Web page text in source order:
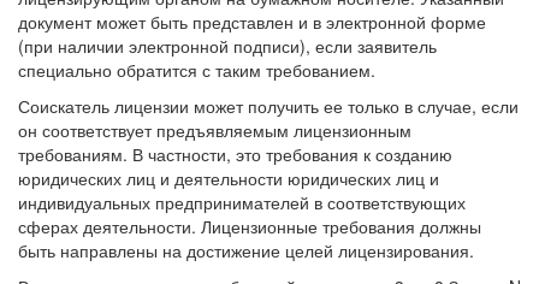
документ может быть представлен и в электронной форме
(при наличии электронной подписи), если заявитель
специально обратится с таким требованием.
Соискатель лицензии может получить ее только в случае, если
он соответствует предъявляемым лицензионным
требованиям. В частности, это требования к созданию
юридических лиц и деятельности юридических лиц и
индивидуальных предпринимателей в соответствующих
сферах деятельности. Лицензионные требования должны
быть направлены на достижение целей лицензирования.